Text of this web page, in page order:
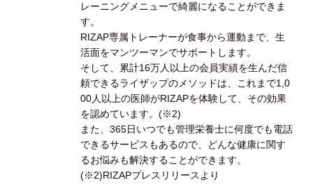
レーニングメニューで綺麗になることができま
す。
RIZAP専属トレーナーが食事から運動まで、生
活面をマンツーマンでサポートします。
そして、累計16万人以上の会員実績を生んだ信
頼できるライザップのメソッドは、これまで1,0
00人以上の医師がRIZAPを体験して、その効果
を認めています。(※2)
また、365日いつでも管理栄養士に何度でも電話
できるサービスもあるので、どんな健康に関す
るお悩みも解決することができます。
(※2)RIZAPプレスリリースより